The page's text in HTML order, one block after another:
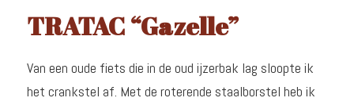
TRATAC “Gazelle”
Van een oude fiets die in de oud ijzerbak lag sloopte ik
het crankstel af. Met de roterende staalborstel heb ik